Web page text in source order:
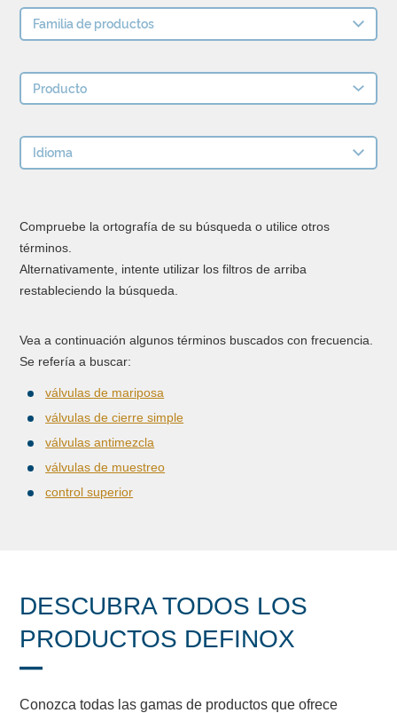
Familia de productos
Producto
Idioma
Compruebe la ortografía de su búsqueda o utilice otros
términos.
Alternativamente, intente utilizar los filtros de arriba
restableciendo la búsqueda.
Vea a continuación algunos términos buscados con frecuencia.
Se refería a buscar:
válvulas de mariposa
válvulas de cierre simple
válvulas antimezcla
válvulas de muestreo
control superior
DESCUBRA TODOS LOS
PRODUCTOS DEFINOX
Conozca todas las gamas de productos que ofrece